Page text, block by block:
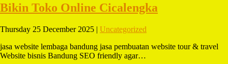
Bikin Toko Online Cicalengka
Thursday 25 December 2025 | Uncategorized
jasa website lembaga bandung jasa pembuatan website tour & travel
Website bisnis Bandung SEO friendly agar…